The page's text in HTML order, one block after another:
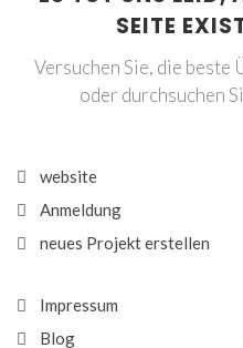
SEITE
Versuchen Sie, die beste
oder durchsuchen
website
Anmeldung
neues Projekt erstellen
Impressum
Blog